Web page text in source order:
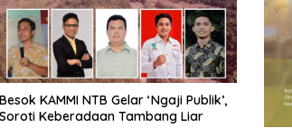
Besok KAMMI NTB Gelar ‘Ngaji Publik’,
Soroti Keberadaan Tambang Liar